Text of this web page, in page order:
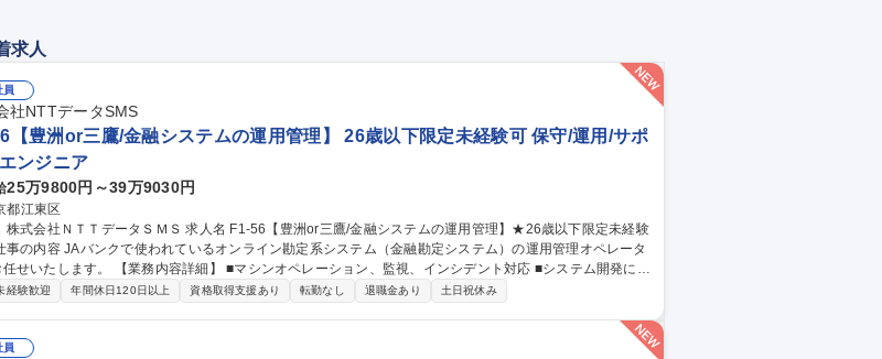
求人
員
社NTTデータSMS
【豊洲or三鷹/金融システムの運用管理】 26歳以下限定未経験可 保守/運用/サポ
ンジニア
25万9800円～39万9030円
都江東区
ＴデータＳＭＳ 求人名 F1-56【豊洲or三鷹/金融システムの運用管理】★26歳以下限定未経験
内容詳細】 ■マシンオペレーション、監視、インシデント対応 ■システム開発に伴
受け入れ推進 ■改善活動、各種報告書作成 【業務の魅力】 ITILに基づいた大規模金融システムの運用業務
経験歓迎 年間休日120日以上 資格取得支援あり 転勤なし 退職金あり 土日祝休み
員